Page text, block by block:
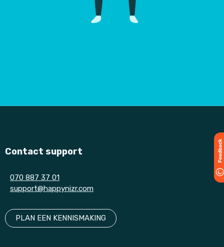
Contact support
070 887 37 01
support@happynizr.com
PLAN EEN KENNISMAKING